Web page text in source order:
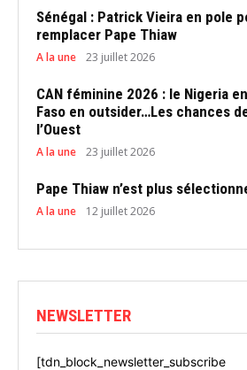
Sénégal : Patrick Vieira en pole
remplacer Pape Thiaw
A la une 23 juillet 2026
CAN féminine 2026 : le Nigeria
Faso en outsider…Les chances
l’Ouest
A la une 23 juillet 2026
Pape Thiaw n’est plus
A la une 12 juillet 2026
NEWSLETTER
[tdn_block_newsletter_subscribe